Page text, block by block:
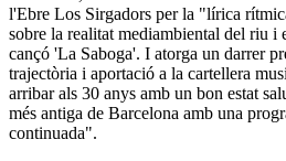
l'Ebre Los Sirgadors per la "lírica
sobre la realitat mediambiental del riu i
cançó 'La Saboga'. I atorga un darrer
trajectòria i aportació a la cartellera
arribar als 30 anys amb un bon estat
més antiga de Barcelona amb una
continuada".